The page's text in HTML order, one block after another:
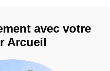
avec votre
Arcueil